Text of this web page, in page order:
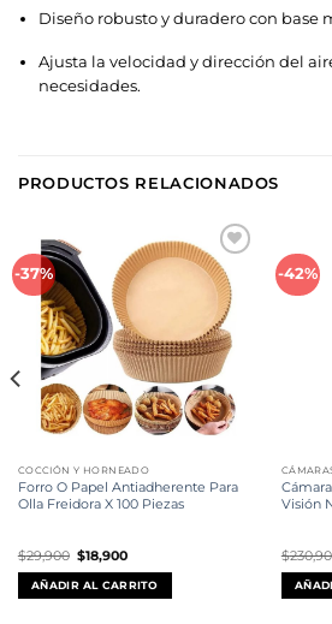
Diseño robusto y duradero con base
Ajusta la velocidad y dirección del
necesidades.
PRODUCTOS RELACIONADOS
-37%
Añadir
a la
lista de
deseos
COCCIÓN Y HORNEADO
Forro O Papel Antiadherente Para
Olla Freidora X 100 Piezas
$29,900 El
precio
original
era:
$29,900.
$18,900El
actual
es:
$18,900.
AÑADIR AL CARRITO
-42%
Visión
$